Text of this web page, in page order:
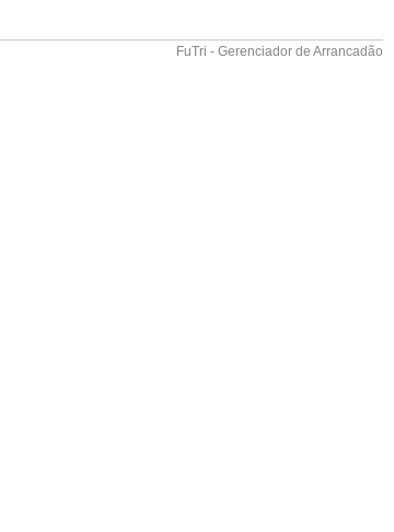
FuTri - Gerenciador de Arrancadão